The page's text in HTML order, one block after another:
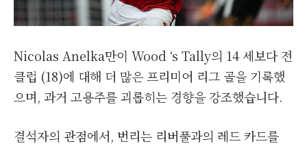
Nicolas Anelka만이 Wood ‘s Tally의 14 세보다 전
클럽 (18)에 대해 더 많은 프리미어 리그 골을 기록했
으며, 과거 고용주를 괴롭히는 경향을 강조했습니다.
결석자의 관점에서, 번리는 리버풀과의 레드 카드를